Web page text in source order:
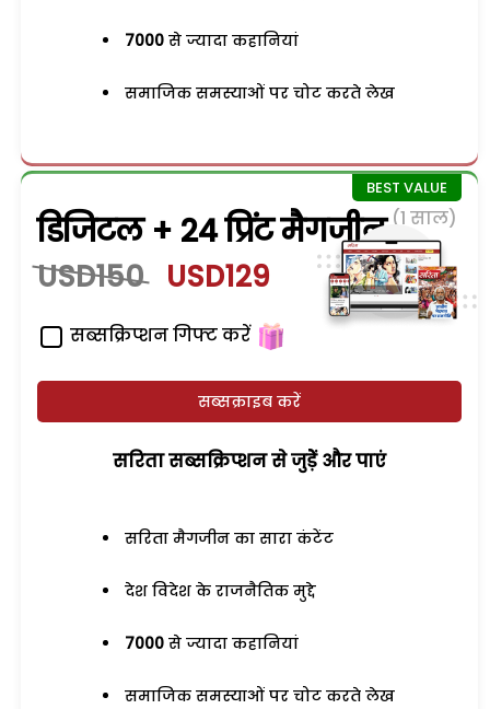
7000 से ज्यादा कहानियां
समाजिक समस्याओं पर चोट करते लेख
डिजिटल + 24 प्रिंट मैगजीन (1 साल)
USD150 USD129
सब्सक्रिप्शन गिफ्ट करें
सब्सक्राइब करें
सरिता सब्सक्रिप्शन से जुड़ेें और पाएं
सरिता मैगजीन का सारा कंटेंट
देश विदेश के राजनैतिक मुद्दे
7000 से ज्यादा कहानियां
समाजिक समस्याओं पर चोट करते लेख